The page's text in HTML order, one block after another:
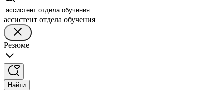
ассистент отдела обучения
Резюме
Найти